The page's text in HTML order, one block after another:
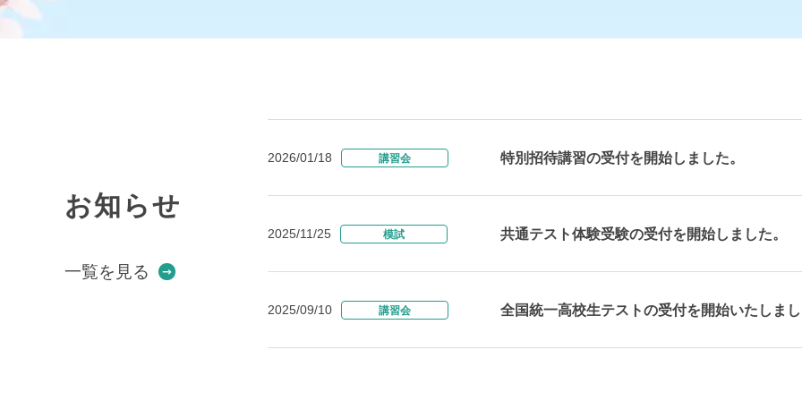
お知らせ
一覧を見る
2026/01/18 講習会 特別招待講習の受付を開始しました。
2025/11/25 模試 共通テスト体験受験の受付を開始しました。
2025/09/10 講習会 全国統一高校生テストの受付を開始いたしま